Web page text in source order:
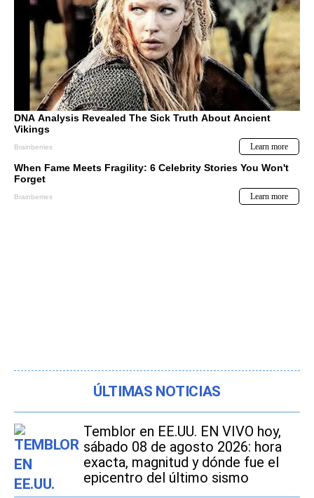
ÚLTIMAS NOTICIAS
Temblor en EE.UU. EN VIVO hoy,
sábado 08 de agosto 2026: hora
exacta, magnitud y dónde fue el
epicentro del último sismo